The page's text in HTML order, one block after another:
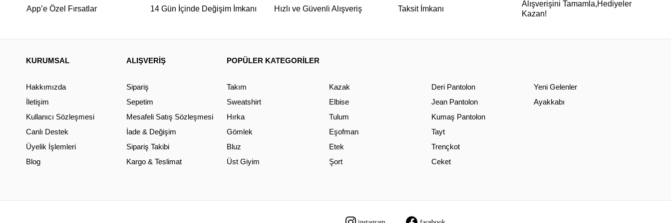
App’e Özel Fırsatlar 14 Gün İçinde Değişim İmkanı Hızlı ve Güvenli Alışveriş Taksit İmkanı
Alışverişini Tamamla,Hediyeler
Kazan!
KURUMSAL
Hakkımızda
İletişim
Kullanıcı Sözleşmesi
Canlı Destek
Üyelik İşlemleri
Blog
ALIŞVERİŞ
Sipariş
Sepetim
Mesafeli Satış Sözleşmesi
İade & Değişim
Sipariş Takibi
Kargo & Teslimat
POPÜLER KATEGORİLER
Takım
Sweatshirt
Hırka
Gömlek
Bluz
Üst Giyim
Kazak
Elbise
Tulum
Eşofman
Etek
Şort
Deri Pantolon
Jean Pantolon
Kumaş Pantolon
Tayt
Trençkot
Ceket
Yeni Gelenler
Ayakkabı